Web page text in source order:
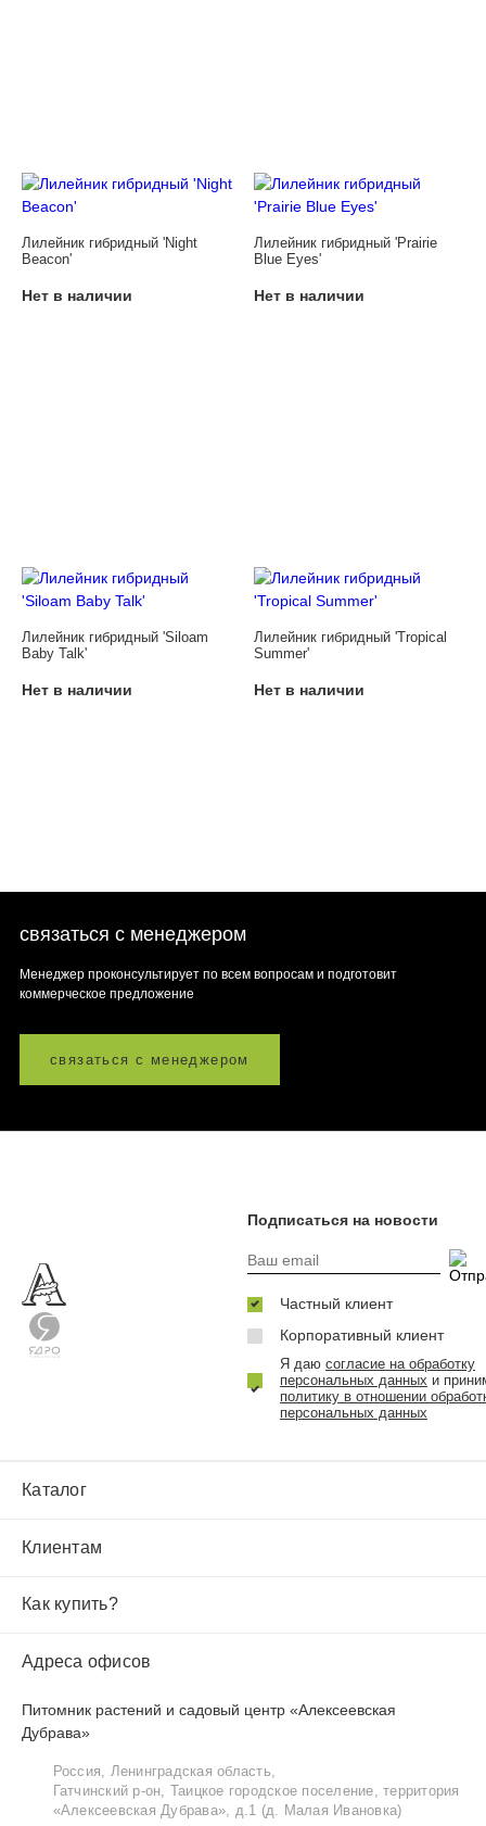
Лилейник гибридный 'Night
Beacon'
Нет в наличии
Лилейник гибридный 'Prairie
Blue Eyes'
Нет в наличии
Лилейник гибридный 'Siloam
Baby Talk'
Нет в наличии
Лилейник гибридный 'Tropical
Summer'
Нет в наличии
связаться с менеджером
Менеджер проконсультирует по всем вопросам и подготовит
коммерческое предложение
связаться с менеджером
Каталог
Клиентам
Как купить?
Адреса офисов
Питомник растений и садовый центр «Алексеевская
Дубрава»
Россия, Ленинградская область,
Гатчинский р‑он, Таицкое городское поселение, территория
«Алексеевская Дубрава», д.1 (д. Малая Ивановка)
Подписаться на новости
Частный клиент
Корпоративный клиент
Я даю согласие на обработку
персональных данных и
политику в отношении
персональных данных